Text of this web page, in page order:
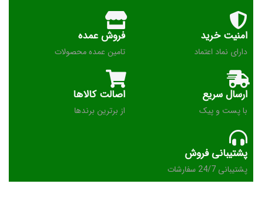
امنیت خرید
دارای نماد اعتماد
فروش عمده
تامین عمده محصولات
ارسال سریع
با پست و پیک
اصالت کالاها
از برترین برندها
پشتیبانی فروش
پشتیبانی 24/7 سفارشات